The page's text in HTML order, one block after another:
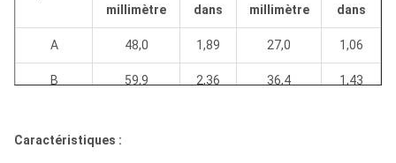
millimètre dans millimètre dans
A 48,0 1,89 27,0 1,06
B 59,9 2,36 36,4 1,43
Caractéristiques :